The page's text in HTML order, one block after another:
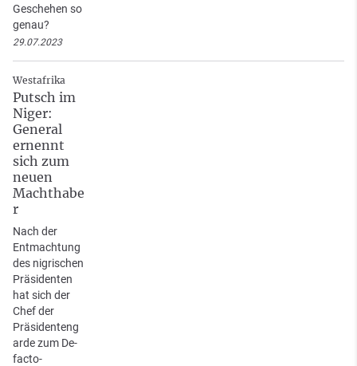
Geschehen so
genau?
29.07.2023
Westafrika
Putsch im
Niger:
General
ernennt
sich zum
neuen
Machthabe
r
Nach der
Entmachtung
des nigrischen
Präsidenten
hat sich der
Chef der
Präsidenteng
arde zum De-
facto-